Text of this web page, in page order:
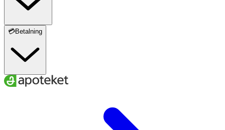
HYDROXIDE, MELISSA OFFICINALIS LEAF EXTRACT*,
VANILLIN**, CITRIC ACID, PINENE**, POTASSIUM
SORBATE, LINALOOL**. [02-006-2.06] *Ingredients from
Organic Farming. **Natural components of natural
fragrance ingredients.
Märkning
💳Betalning